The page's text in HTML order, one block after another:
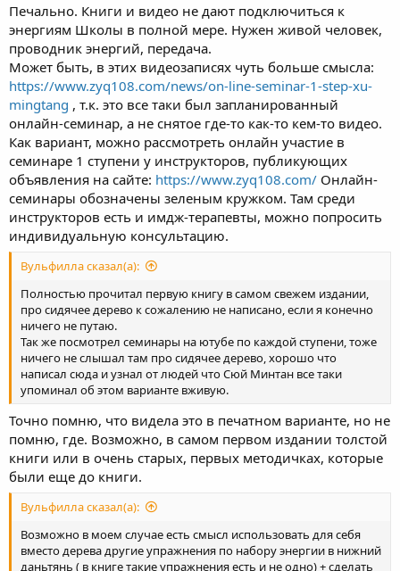
Печально. Книги и видео не дают подключиться к
энергиям Школы в полной мере. Нужен живой человек,
проводник энергий, передача.
Может быть, в этих видеозаписях чуть больше смысла:
https://www.zyq108.com/news/on-line-seminar-1-step-xu-
mingtang , т.к. это все таки был запланированный
онлайн-семинар, а не снятое где-то как-то кем-то видео.
Как вариант, можно рассмотреть онлайн участие в
семинаре 1 ступени у инструкторов, публикующих
объявления на сайте: https://www.zyq108.com/ Онлайн-
семинары обозначены зеленым кружком. Там среди
инструкторов есть и имдж-терапевты, можно попросить
индивидуальную консультацию.
Вульфилла сказал(а):
Полностью прочитал первую книгу в самом свежем издании,
про сидячее дерево к сожалению не написано, если я конечно
ничего не путаю.
Так же посмотрел семинары на ютубе по каждой ступени, тоже
ничего не слышал там про сидячее дерево, хорошо что
написал сюда и узнал от людей что Сюй Минтан все таки
упоминал об этом варианте вживую.
Точно помню, что видела это в печатном варианте, но не
помню, где. Возможно, в самом первом издании толстой
книги или в очень старых, первых методичках, которые
были еще до книги.
Вульфилла сказал(а):
Возможно в моем случае есть смысл использовать для себя
вместо дерева другие упражнения по набору энергии в нижний
даньтянь ( в книге такие упражнения есть и не одно) + сделать